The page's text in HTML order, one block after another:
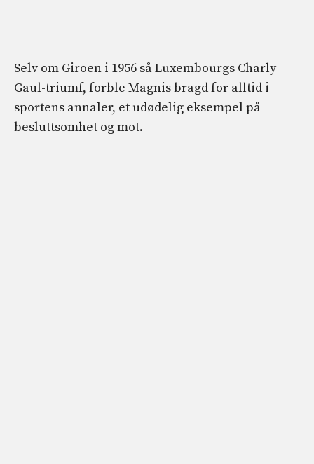
Selv om Giroen i 1956 så Luxembourgs Charly
Gaul-triumf, forble Magnis bragd for alltid i
sportens annaler, et udødelig eksempel på
besluttsomhet og mot.